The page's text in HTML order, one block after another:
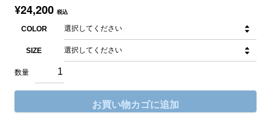
¥24,200 税込
COLOR
SIZE
お買い物カゴに追加